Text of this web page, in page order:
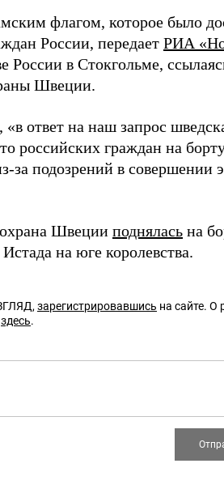
флагом, которое было
России, передает РИА
России в Стокгольме,
Швеции.
ответ на наш запрос
российских граждан на
за подозрений в совершении
Швеции поднялась на
на юге королевства.
зарегистрировавшись на сайте. О
здесь.